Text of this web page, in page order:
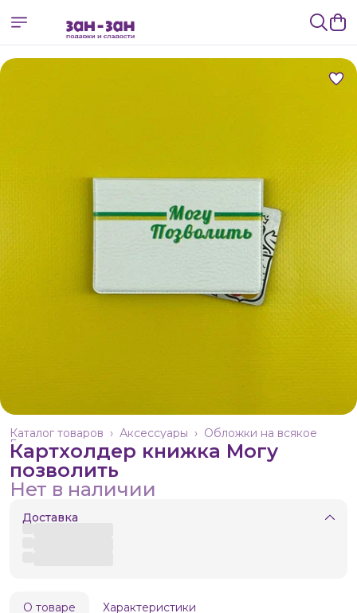
Обложки на всякое
Аксессуары ›
Каталог товаров ›
Главная ›
Картхолдер книжка Могу
позволить
Нет в наличии
Доставка
О товаре Характеристики